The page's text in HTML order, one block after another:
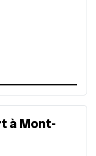
à Mont-